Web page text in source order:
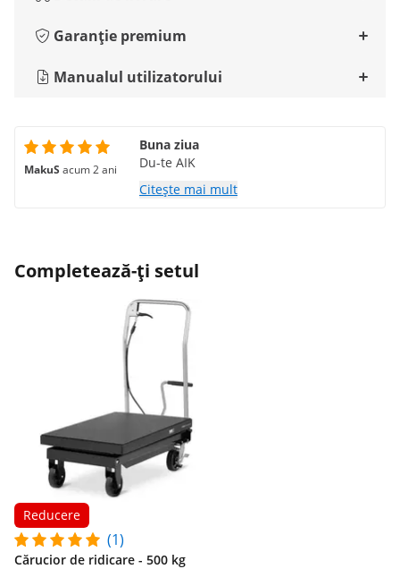
Garanție premium
Manualul utilizatorului
MakuS acum 2 ani
Buna ziua
Du-te AIK
Citește mai mult
Completează-ți setul
Reducere
(1)
Cărucior de ridicare - 500 kg